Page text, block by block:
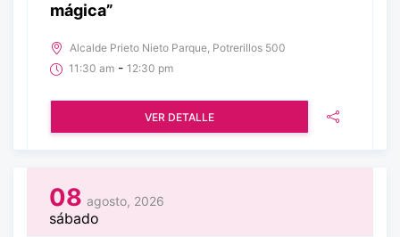
mágica”
Alcalde Prieto Nieto Parque, Potrerillos 500
11:30 am - 12:30 pm
VER DETALLE
08 agosto, 2026
sábado